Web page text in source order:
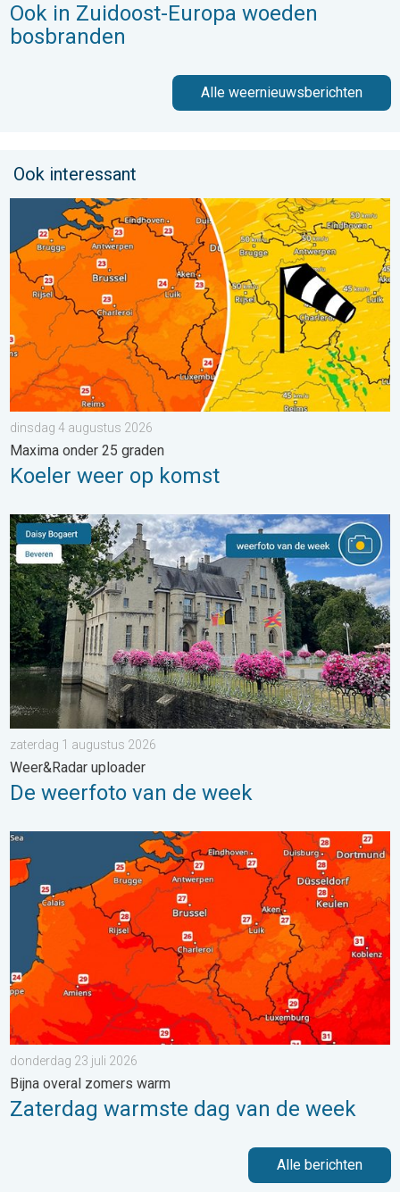
Ook in Zuidoost-Europa woeden
bosbranden
Alle weernieuwsberichten
Ook interessant
Koeler weer op komst. Maxima onder 25 graden. . . dinsdag
dinsdag 4 augustus 2026
Maxima onder 25 graden
Koeler weer op komst
De weerfoto van de week. Weer&Radar uploader. . . zaterdag
zaterdag 1 augustus 2026
Weer&Radar uploader
De weerfoto van de week
Zaterdag warmste dag van de week. Bijna overal zomers
donderdag 23 juli 2026
Bijna overal zomers warm
Zaterdag warmste dag van de week
Alle berichten